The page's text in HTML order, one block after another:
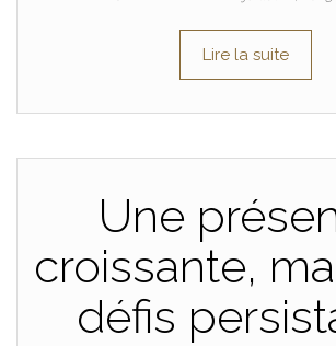
Lire la suite
Une
croissante,
défis